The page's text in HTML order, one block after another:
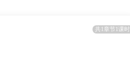
共1章节1课时